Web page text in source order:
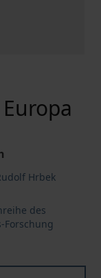
Hrbek
des
Forschung